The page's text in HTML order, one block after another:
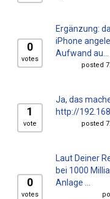
0
votes
Ergänzung:
iPhone
Aufwand au...
posted
1
vote
Ja, das
http://
posted
0
votes
Laut Deiner
bei 1000
Anlage ...